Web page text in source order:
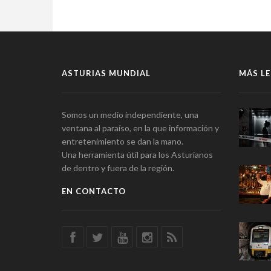
ASTURIAS MUNDIAL
Somos un medio independiente, una
ventana al paraíso, en la que información y
entretenimiento se dan la mano.
Una herramienta útil para los Asturianos
de dentro y fuera de la región.
EN CONTACTO
MÁS